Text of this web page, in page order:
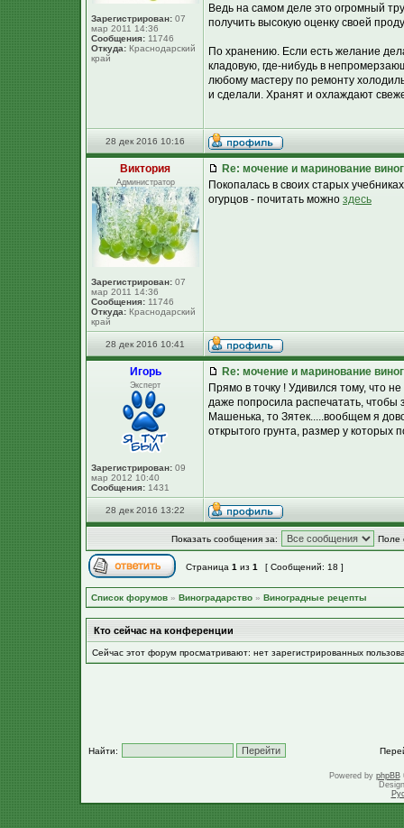
Зарегистрирован: 07
мар 2011 14:36
Сообщения: 11746
Откуда: Краснодарский
край
Ведь на самом деле это огромный
получить высокую оценку своей
По хранению. Если есть желание
кладовую, где-нибудь в
любому мастеру по ремонту
и сделали. Хранят и охлаждают
28 дек 2016 10:16
Виктория
Администратор
Зарегистрирован: 07
мар 2011 14:36
Сообщения: 11746
Откуда: Краснодарский
край
Re: мочение и маринование
Покопалась в своих старых
огурцов - почитать можно здесь
28 дек 2016 10:41
Игорь
Эксперт
Зарегистрирован: 09
мар 2012 10:40
Сообщения: 1431
Re: мочение и маринование
Прямо в точку ! Удивился тому, что
даже попросила распечатать, чтобы
Машенька, то Зятек.....вообщем я
открытого грунта, размер у
28 дек 2016 13:22
Показать сообщения за: Поле
Страница 1 из 1 [ Сообщений: 18 ]
Список форумов » Виноградарство » Виноградные рецепты
Кто сейчас на конференции
Сейчас этот форум просматривают: нет зарегистрированных
Найти:
Powered by phpBB